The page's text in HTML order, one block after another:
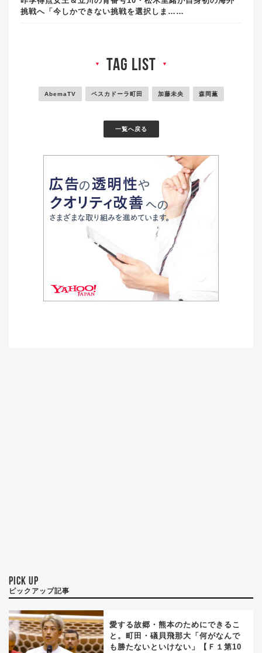
挑戦へ「今しかできない挑戦を選択しま……
▼ tag list ▼
AbemaTV ペスカドーラ町田 加藤未央 森岡薫
一覧へ戻る
PICK UP
ピックアップ記事
愛する故郷・熊本のためにできるこ
と。町田・礒貝飛那大「何がなんで
も勝たないといけない」【Ｆ１第10